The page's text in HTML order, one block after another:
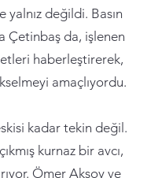
yalnız değildi. Basın
Çetinbaş da, işlenen
haberleştirerek,
amaçlıyordu.
kadar tekin değil.
kurnaz bir avcı,
Ömer Aksoy ve